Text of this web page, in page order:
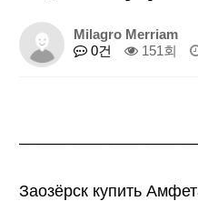
Milagro Merriam
0건
151회
Заозёрск купить